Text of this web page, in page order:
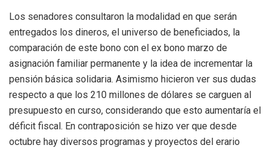
Los senadores consultaron la modalidad en que serán
entregados los dineros, el universo de beneficiados, la
comparación de este bono con el ex bono marzo de
asignación familiar permanente y la idea de incrementar la
pensión básica solidaria. Asimismo hicieron ver sus dudas
respecto a que los 210 millones de dólares se carguen al
presupuesto en curso, considerando que esto aumentaría el
déficit fiscal. En contraposición se hizo ver que desde
octubre hay diversos programas y proyectos del erario